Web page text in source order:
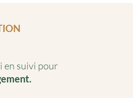
en suivi pour